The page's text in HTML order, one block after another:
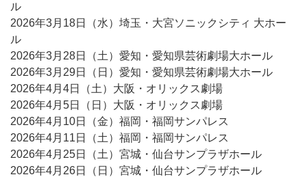
ル
2026年3月18日（水）埼玉・大宮ソニックシティ 大ホー
ル
2026年3月28日（土）愛知・愛知県芸術劇場大ホール
2026年3月29日（日）愛知・愛知県芸術劇場大ホール
2026年4月4日（土）大阪・オリックス劇場
2026年4月5日（日）大阪・オリックス劇場
2026年4月10日（金）福岡・福岡サンパレス
2026年4月11日（土）福岡・福岡サンパレス
2026年4月25日（土）宮城・仙台サンプラザホール
2026年4月26日（日）宮城・仙台サンプラザホール